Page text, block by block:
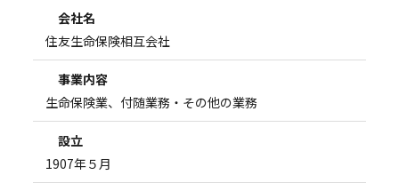
会社名
住友生命保険相互会社
事業内容
生命保険業、付随業務・その他の業務
設立
1907年５月